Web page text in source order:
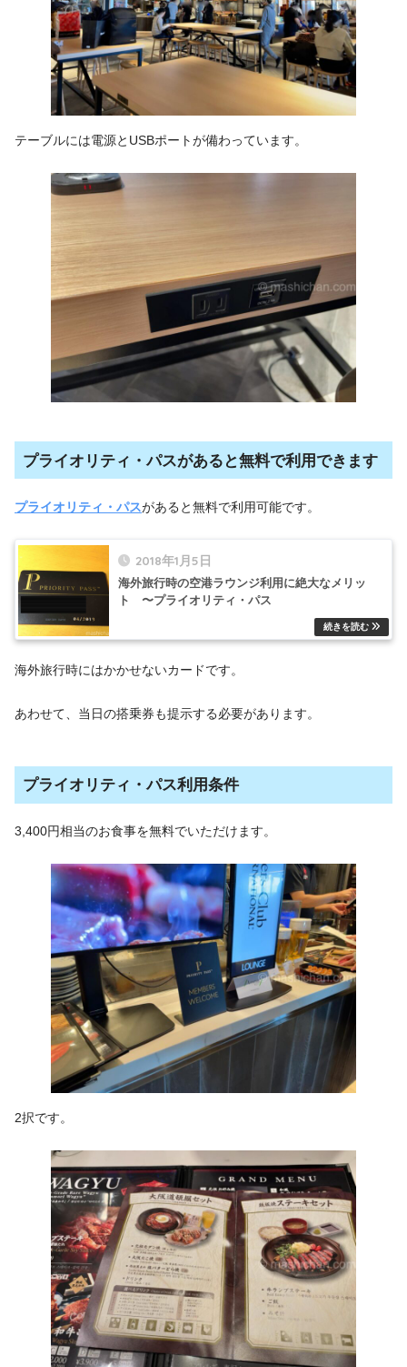
テーブルには電源とUSBポートが備わっています。
プライオリティ・パスがあると無料で利用できます
プライオリティ・パスがあると無料で利用可能です。
2018年1月5日
海外旅行時の空港ラウンジ利用に絶大なメリッ
ト 〜プライオリティ・パス
海外旅行時にはかかせないカードです。
あわせて、当日の搭乗券も提示する必要があります。
プライオリティ・パス利用条件
3,400円相当のお食事を無料でいただけます。
2択です。